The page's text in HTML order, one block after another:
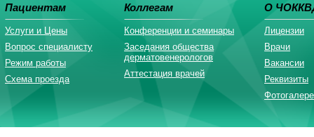
Пациентам
Услуги и Цены
Вопрос специалисту
Режим работы
Схема проезда
Коллегам
Конференции и семинары
Заседания общества
дерматовенерологов
Аттестация врачей
О
Лицензии
Врачи
Вакансии
Реквизиты